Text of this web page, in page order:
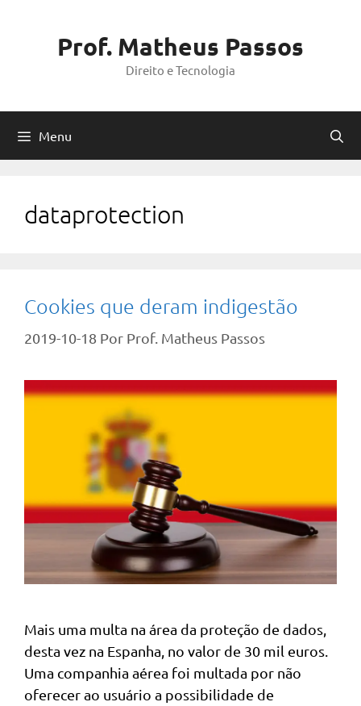
Prof. Matheus Passos
Direito e Tecnologia
Menu
dataprotection
Cookies que deram indigestão
2019-10-18 Por Prof. Matheus Passos
Mais uma multa na área da proteção de dados,
desta vez na Espanha, no valor de 30 mil euros.
Uma companhia aérea foi multada por não
oferecer ao usuário a possibilidade de